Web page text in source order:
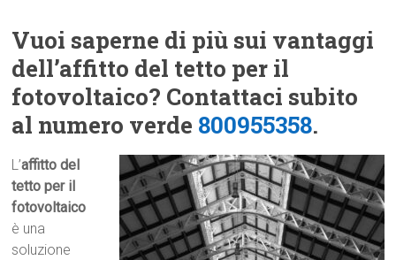
Vuoi saperne di più sui vantaggi
dell’affitto del tetto per il
fotovoltaico? Contattaci subito
al numero verde 800955358.
L’affitto del
tetto per il
fotovoltaico
è una
soluzione